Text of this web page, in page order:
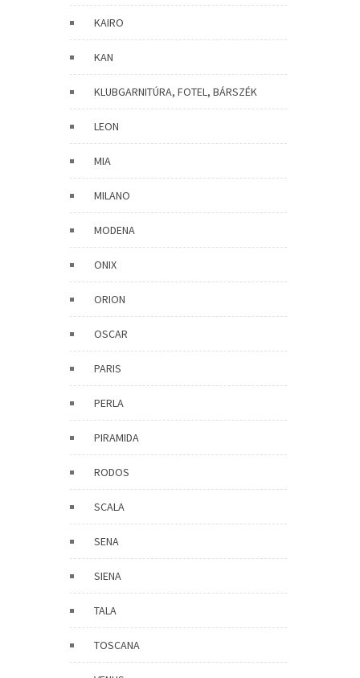
KAIRO
KAN
KLUBGARNITÚRA, FOTEL, BÁRSZÉK
LEON
MIA
MILANO
MODENA
ONIX
ORION
OSCAR
PARIS
PERLA
PIRAMIDA
RODOS
SCALA
SENA
SIENA
TALA
TOSCANA